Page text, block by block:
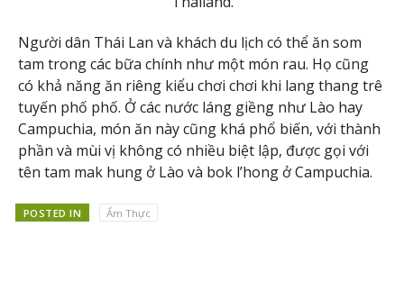
Người dân Thái Lan và khách du lịch có thể ăn som
tam trong các bữa chính như một món rau. Họ cũng
có khả năng ăn riêng kiểu chơi chơi khi lang thang trê
tuyến phố phố. Ở các nước láng giềng như Lào hay
Campuchia, món ăn này cũng khá phổ biến, với thành
phần và mùi vị không có nhiều biệt lập, được gọi với
tên tam mak hung ở Lào và bok l’hong ở Campuchia.
POSTED IN Ẩm Thực